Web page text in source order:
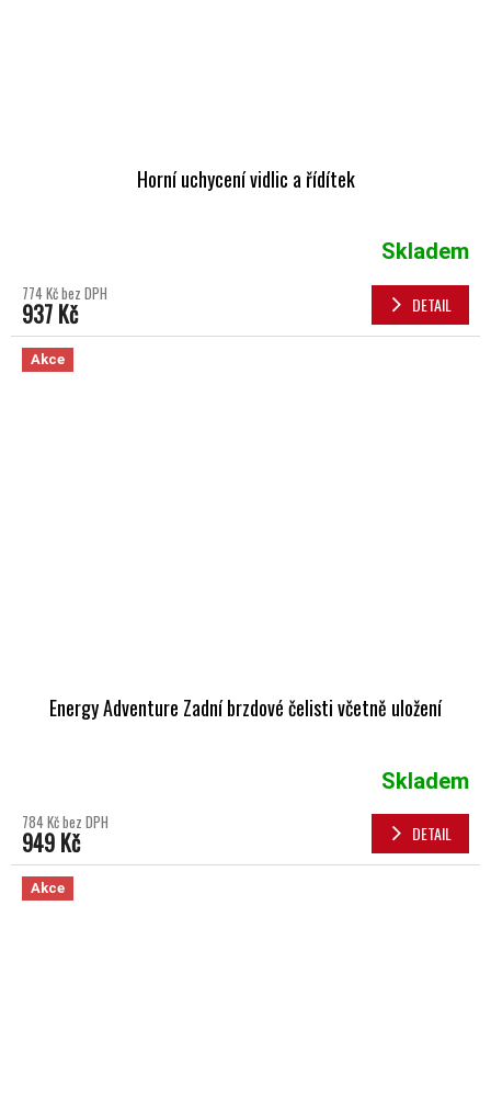
Horní uchycení vidlic a řídítek
Skladem
774 Kč bez DPH
937 Kč DETAIL
Akce
Energy Adventure Zadní brzdové čelisti včetně uložení
Skladem
784 Kč bez DPH
949 Kč DETAIL
Akce